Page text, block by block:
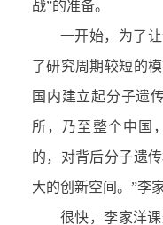
战”的准备。
一开始，为了
了研究周期较短的
国内建立起分子遗
所，乃至整个中国
的，对背后分子遗
大的创新空间。”李
很快，李家洋